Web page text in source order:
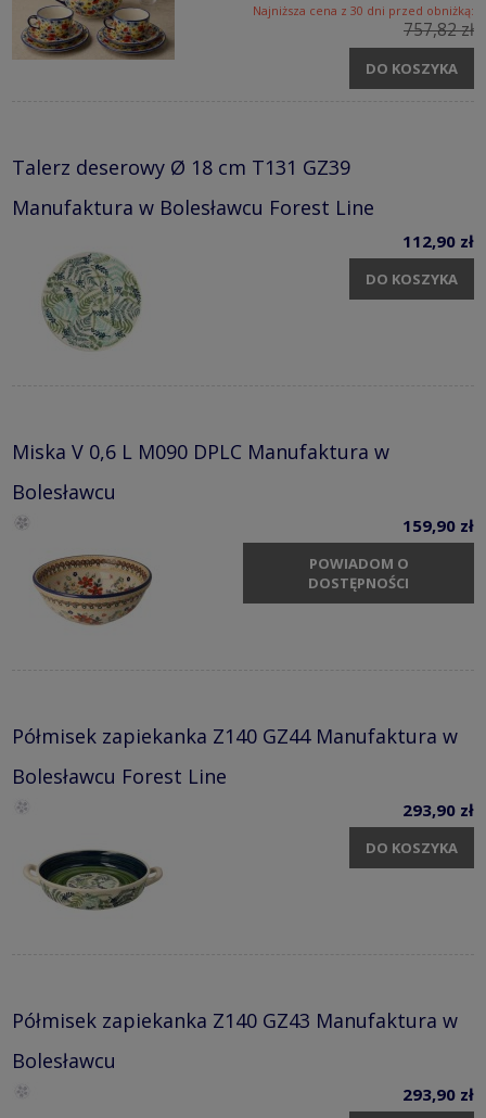
Najniższa cena z 30 dni przed obniżką:
757,82 zł
DO KOSZYKA
Talerz deserowy Ø 18 cm T131 GZ39
Manufaktura w Bolesławcu Forest Line
112,90 zł
DO KOSZYKA
Miska V 0,6 L M090 DPLC Manufaktura w
Bolesławcu
159,90 zł
POWIADOM O
DOSTĘPNOŚCI
Półmisek zapiekanka Z140 GZ44 Manufaktura w
Bolesławcu Forest Line
293,90 zł
DO KOSZYKA
Półmisek zapiekanka Z140 GZ43 Manufaktura w
Bolesławcu
293,90 zł